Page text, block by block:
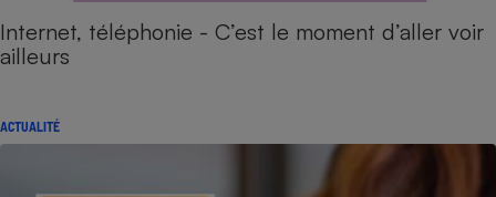
Internet, téléphonie - C’est le moment d’aller voir
ailleurs
ACTUALITÉ